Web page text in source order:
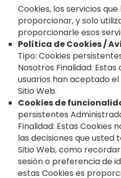
Cookies, los servicios
proporcionar, y solo
proporcionarle esos
Política de Cookies /
Tipo: Cookies
Nosotros Finalidad:
usuarios han aceptado
Sitio Web.
Cookies de
persistentes
Finalidad: Estas Cookies
las decisiones que usted
Sitio Web, como
sesión o preferencia de
estas Cookies es